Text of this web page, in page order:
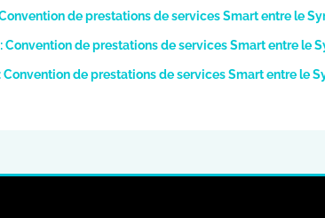
de prestations de services Smart entre le
Convention de prestations de services Smart entre le
Convention de prestations de services Smart entre le